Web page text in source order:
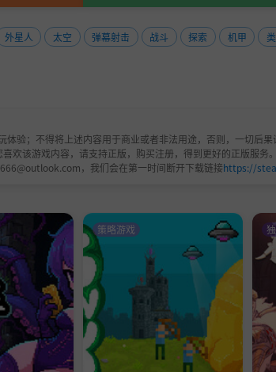
外星人 太空 弹幕射击 战斗 探索 机甲
验；不得将上述内容用于商业或者非法用途，否则，一切后
欢该游戏内容，请支持正版，购买注册，得到更好的正版服务
，我们会在第一时间断开下载链接https://
策略游戏